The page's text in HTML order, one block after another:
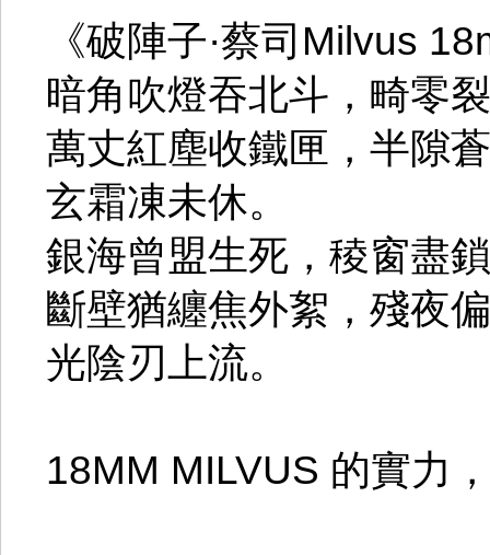
《破陣子·蔡司Milvus
暗角吹燈吞北斗，畸零
萬丈紅塵收鐵匣，半隙
玄霜凍未休。
銀海曾盟生死，稜窗盡
斷壁猶纏焦外絮，殘夜
光陰刃上流。
18MM MILVUS 的實力